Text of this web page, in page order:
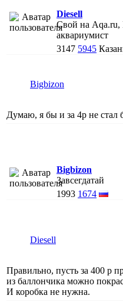
Diesell
Свой на
аквариумист
3147 5945
Bigbizon
Думаю, я бы и за 4р не стал
Bigbizon
Завсегдатай
1993 1674
Diesell
Правильно, пусть за 400 р
из баллончика можно
И коробка не нужна.